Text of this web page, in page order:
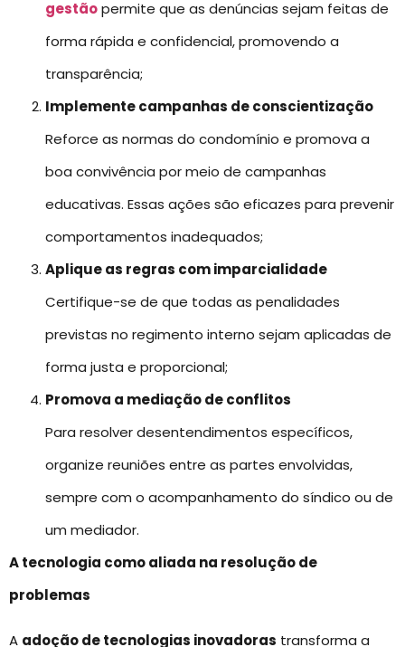
gestãopermite que as denúncias sejam feitas de
forma rápida e confidencial, promovendo a
transparência;
Implemente campanhas de conscientização
Reforce as normas do condomínio e promova a
boa convivência por meio de campanhas
educativas. Essas ações são eficazes para prevenir
comportamentos inadequados;
Aplique as regras com imparcialidade
Certifique-se de que todas as penalidades
previstas no regimento interno sejam aplicadas de
forma justa e proporcional;
Promova a mediação de conflitos
Para resolver desentendimentos específicos,
organize reuniões entre as partes envolvidas,
sempre com o acompanhamento do síndico ou de
um mediador.
A tecnologia como aliada na resolução de
problemas
A adoção de tecnologias inovadoras transforma a